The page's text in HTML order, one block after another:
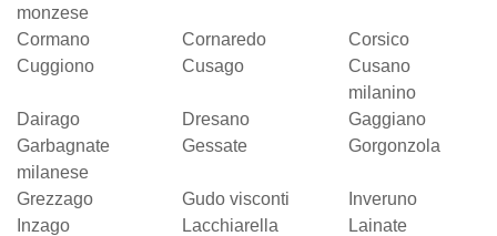
monzese
Cormano Cornaredo
Corsico
Cuggiono
Cusago
Cusano
milanino
Dairago
Dresano
Gaggiano
Garbagnate
milanese
Gessate Gorgonzola
Grezzago Gudo visconti
Inveruno
Inzago
Lacchiarella
Lainate